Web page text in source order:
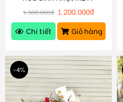
1.300.000₫ 1.200.000₫
Chi tiết
Giỏ hàng
-4%